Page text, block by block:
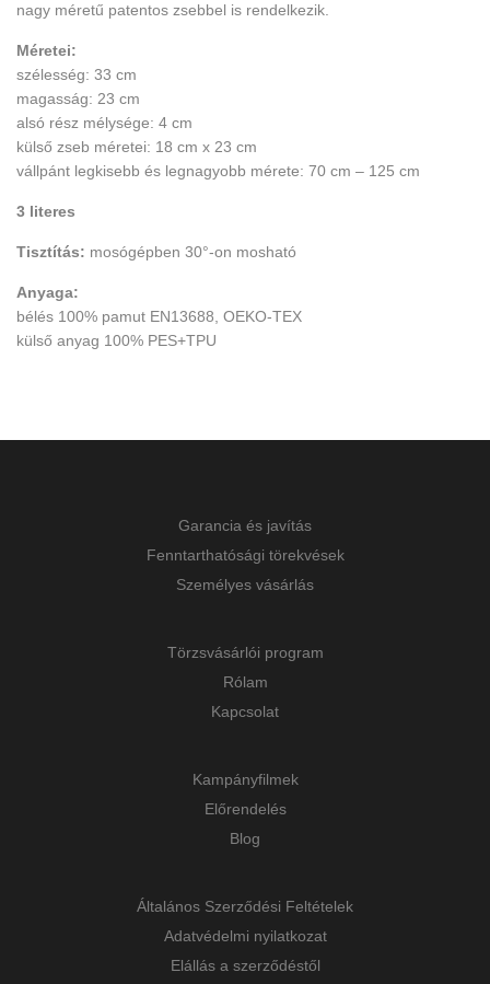
nagy méretű patentos zsebbel is rendelkezik.
Méretei:
szélesség: 33 cm
magasság: 23 cm
alsó rész mélysége: 4 cm
külső zseb méretei: 18 cm x 23 cm
vállpánt legkisebb és legnagyobb mérete: 70 cm – 125 cm
3 literes
Tisztítás: mosógépben 30°-on mosható
Anyaga:
bélés 100% pamut EN13688, OEKO-TEX
külső anyag 100% PES+TPU
Garancia és javítás
Fenntarthatósági törekvések
Személyes vásárlás
Törzsvásárlói program
Rólam
Kapcsolat
Kampányfilmek
Előrendelés
Blog
Általános Szerződési Feltételek
Adatvédelmi nyilatkozat
Elállás a szerződéstől